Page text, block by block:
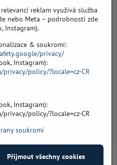
reklam využívá služba
nebo Meta – podrobnosti zde
Instagram).
& soukromí:
privacy/
Instagram):
policy/?locale=cz-CR
Instagram):
policy/?locale=cz-CR
soukromí
Přijmout všechny cookies